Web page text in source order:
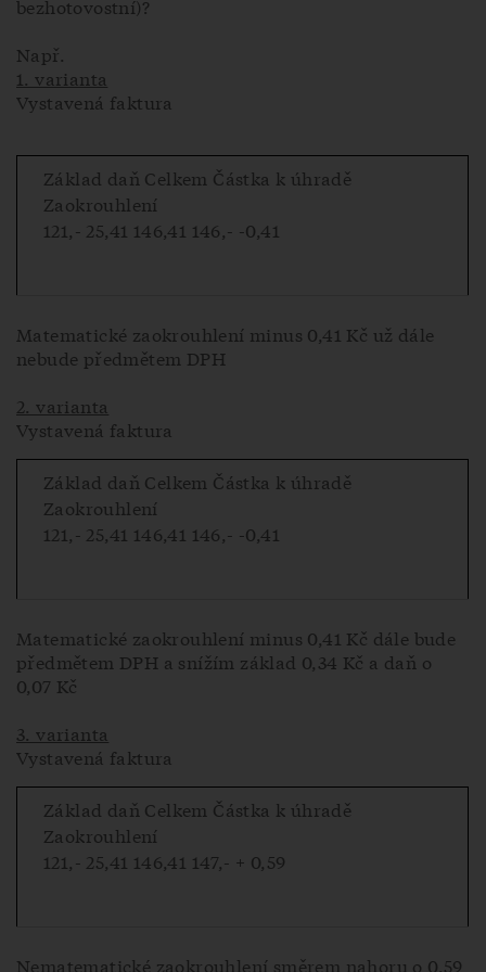
bezhotovostní)?
Např.
1. varianta
Vystavená faktura
Základ daň Celkem Částka k úhradě
Zaokrouhlení
121,- 25,41 146,41 146,- -0,41
Matematické zaokrouhlení minus 0,41 Kč už dále
nebude předmětem DPH
2. varianta
Vystavená faktura
Základ daň Celkem Částka k úhradě
Zaokrouhlení
121,- 25,41 146,41 146,- -0,41
Matematické zaokrouhlení minus 0,41 Kč dále bude
předmětem DPH a snížím základ 0,34 Kč a daň o
0,07 Kč
3. varianta
Vystavená faktura
Základ daň Celkem Částka k úhradě
Zaokrouhlení
121,- 25,41 146,41 147,- + 0,59
Nematematické zaokrouhlení směrem nahoru o 0,59